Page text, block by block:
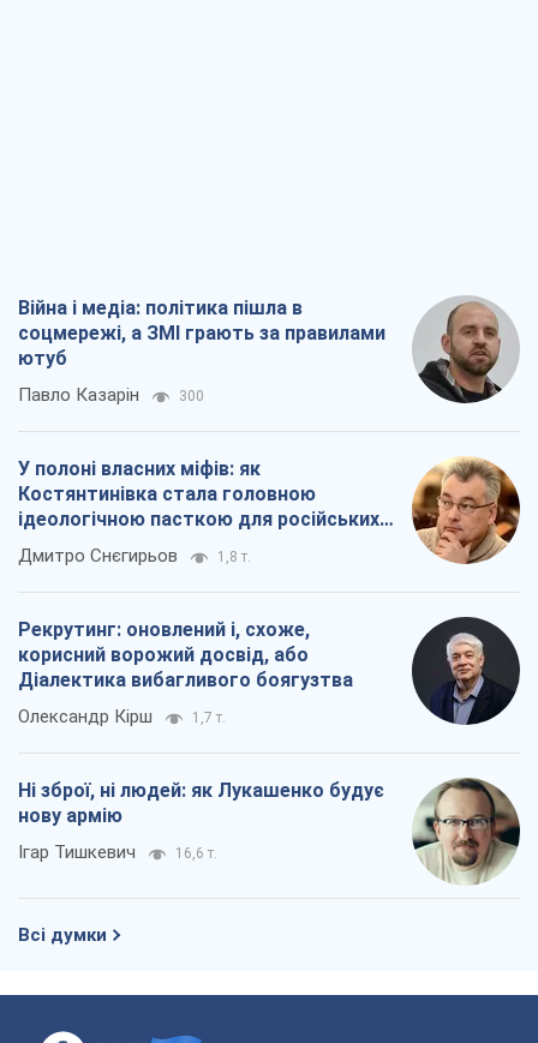
Війна і медіа: політика пішла в
соцмережі, а ЗМІ грають за правилами
ютуб
Павло Казарін 300
У полоні власних міфів: як
Костянтинівка стала головною
ідеологічною пасткою для російських
окупантів
Дмитро Снєгирьов 1,8 т.
Рекрутинг: оновлений і, схоже,
корисний ворожий досвід, або
Діалектика вибагливого боягузтва
Олександр Кірш 1,7 т.
Ні зброї, ні людей: як Лукашенко будує
нову армію
Ігар Тишкевич 16,6 т.
Всі думки